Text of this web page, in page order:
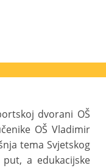
dvorani OŠ
OŠ Vladimir
tema Svjetskog
a edukacijske